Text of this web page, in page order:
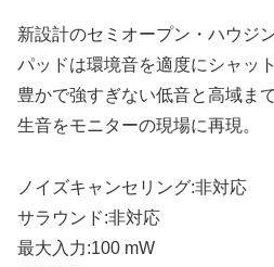
新設計のセミオープン・ハウジ
パッドは環境音を適度にシャッ
豊かで強すぎない低音と高域ま
生音をモニターの現場に再現。
ノイズキャンセリング:非対応
サラウンド:非対応
最大入力:100 mW